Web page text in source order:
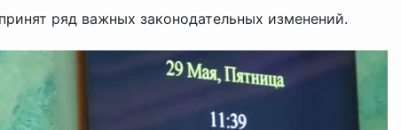
ряд важных законодательных изменений.